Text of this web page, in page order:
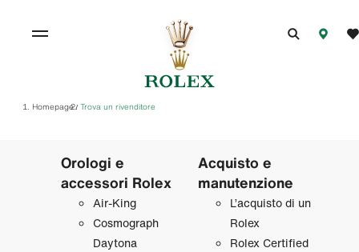
Homepage/ Trova un rivenditore
Orologi e
accessori Rolex
Air‑King
Cosmograph
Daytona
Acquisto e
manutenzione
L’acquisto di un
Rolex
Rolex Certified